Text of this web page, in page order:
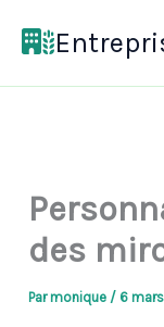
des
Parmonique / 6